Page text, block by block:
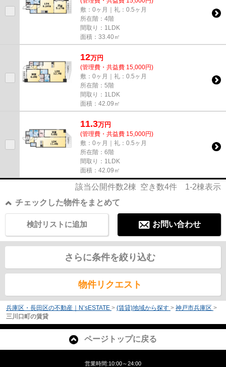
敷：0ヶ月｜礼：0.5ヶ月
所在階：4階
間取り：1LDK
面積：33.40㎡
12万円
(管理費・共益費 15,000円)
敷：0ヶ月｜礼：0.5ヶ月
所在階：5階
間取り：1LDK
面積：42.09㎡
11.3万円
(管理費・共益費 15,000円)
敷：0ヶ月｜礼：0.5ヶ月
所在階：6階
間取り：1LDK
面積：42.09㎡
該当公開件数2棟 空き数4件 1-2棟表示
チェックした物件をまとめて
お問い合わせ
検討リストに追加
さらに条件を絞り込む
物件リクエスト
兵庫区・長田区の不動産｜N’sESTATE > (賃貸)地域から探す > 神戸市兵庫区 >
三川口町の賃貸
ページトップに戻る
営業時間:10:00～24:00